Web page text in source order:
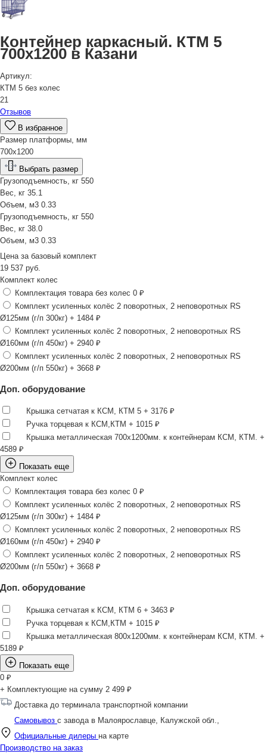
Контейнер каркасный. КТМ 5
700х1200 в Казани
Артикул:
КТМ 5 без колес
21
Отзывов
В избранное
Размер платформы, мм
700х1200
Выбрать размер
Грузоподъемность, кг 550
Вес, кг 35.1
Объем, м3 0.33
Грузоподъемность, кг 550
Вес, кг 38.0
Объем, м3 0.33
Цена за базовый комплект
19 537 руб.
Комплект колес
Комплектация товара без колес 0 ₽
Комплект усиленных колёс 2 поворотных, 2 неповоротных RS
Ø125мм (г/п 300кг) + 1484 ₽
Комплект усиленных колёс 2 поворотных, 2 неповоротных RS
Ø160мм (г/п 450кг) + 2940 ₽
Комплект усиленных колёс 2 поворотных, 2 неповоротных RS
Ø200мм (г/п 550кг) + 3668 ₽
Доп. оборудование
Крышка сетчатая к КСМ, КТМ 5 + 3176 ₽
Ручка торцевая к КСМ,КТМ + 1015 ₽
Крышка металлическая 700х1200мм. к контейнерам КСМ, КТМ. +
4589 ₽
Показать еще
Комплект колес
Комплектация товара без колес 0 ₽
Комплект усиленных колёс 2 поворотных, 2 неповоротных RS
Ø125мм (г/п 300кг) + 1484 ₽
Комплект усиленных колёс 2 поворотных, 2 неповоротных RS
Ø160мм (г/п 450кг) + 2940 ₽
Комплект усиленных колёс 2 поворотных, 2 неповоротных RS
Ø200мм (г/п 550кг) + 3668 ₽
Доп. оборудование
Крышка сетчатая к КСМ, КТМ 6 + 3463 ₽
Ручка торцевая к КСМ,КТМ + 1015 ₽
Крышка металлическая 800х1200мм. к контейнерам КСМ, КТМ. +
5189 ₽
Показать еще
0 ₽
+ Комплектующие на сумму 2 499 ₽
Доставка до терминала транспортной компании
Самовывоз с завода в Малоярославце, Калужской обл.,
Официальные дилеры на карте
Производство на заказ